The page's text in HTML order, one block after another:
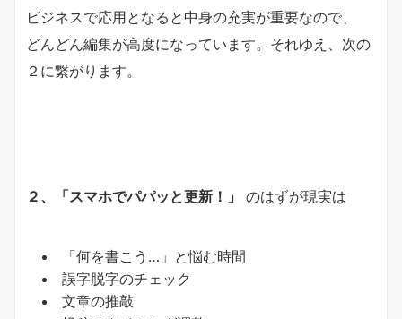
ビジネスで応用となると中身の充実が重要なので、
どんどん編集が高度になっています。それゆえ、 次の
２に繋がります。
２、「スマホでパパッと更新！」 のはずが現実は
「何を書こう…」と悩む時間
誤字脱字のチェック
文章の推敲